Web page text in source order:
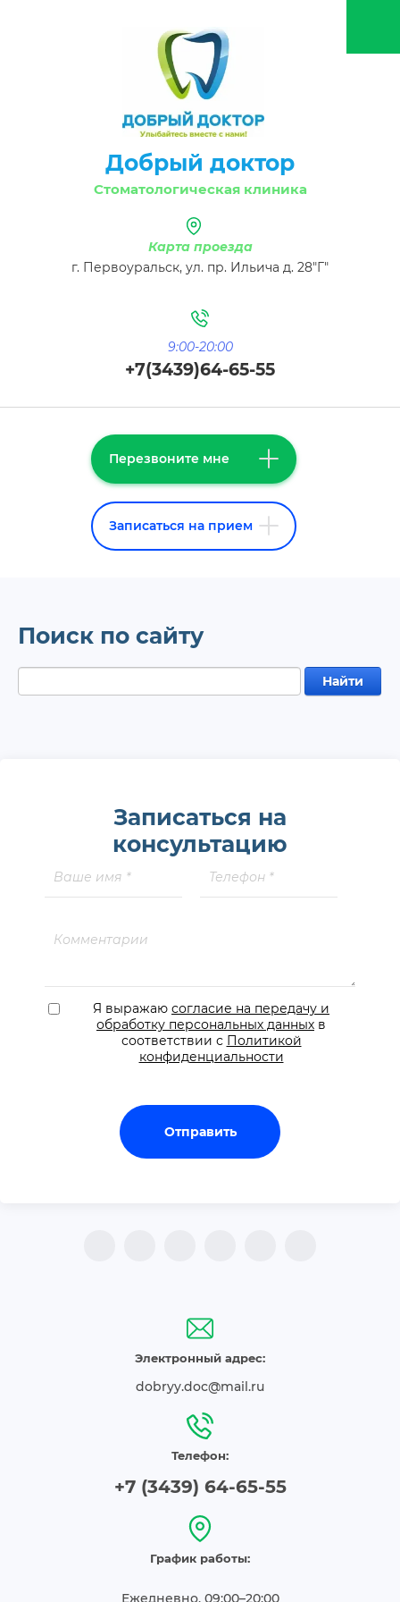
Добрый доктор
Стоматологическая клиника
Карта проезда
г. Первоуральск, ул. пр. Ильича д. 28"Г"
9:00-20:00
+7(3439)64-65-55
Перезвоните мне
Записаться на прием
Поиск по сайту
Найти
Записаться на
консультацию
Я выражаю согласие на передачу и
обработку персональных данных в
соответствии с Политикой
конфиденциальности
Отправить
Электронный адрес:
dobryy.doc@mail.ru
Телефон:
+7 (3439) 64-65-55
График работы:
Ежедневно, 09:00–20:00